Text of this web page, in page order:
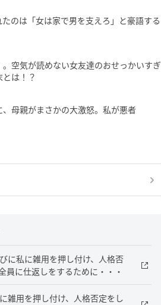
のは「女は家で男を支えろ」と豪語する
空気が読めない女友達のおせっかいすぎ
は！？
、母親がまさかの大激怒。私が悪者
に私に雑用を押し付け、人格否
員に仕返しをするために・・・
雑用を押し付け、人格否定をし